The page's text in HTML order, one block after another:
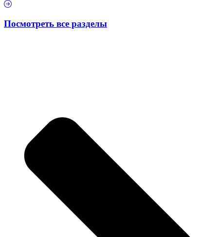
Посмотреть все разделы